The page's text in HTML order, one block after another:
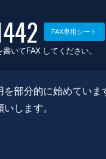
FAX専用シート
いてFAX してください。
部分的に始めていま
します。